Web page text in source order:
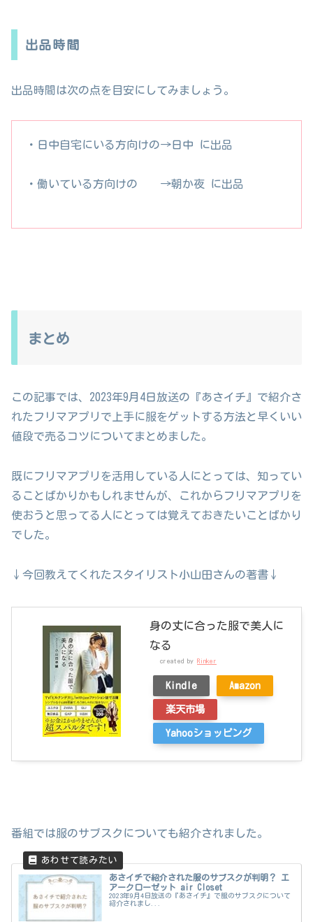
出品時間
出品時間は次の点を目安にしてみましょう。
・日中自宅にいる方向けの→日中 に出品
・働いている方向けの →朝か夜 に出品
まとめ
この記事では、2023年9月4日放送の『あさイチ』で紹介さ
れたフリマアプリで上手に服をゲットする方法と早くいい
値段で売るコツについてまとめました。
既にフリマアプリを活用している人にとっては、知ってい
ることばかりかもしれませんが、これからフリマアプリを
使おうと思ってる人にとっては覚えておきたいことばかり
でした。
↓今回教えてくれたスタイリスト小山田さんの著書↓
身の丈に合った服で美人に
なる
created by Rinker
Kindle Amazon
楽天市場
Yahooショッピング
番組では服のサブスクについても紹介されました。
あさイチで紹介された服のサブスクが判明？ エ
アークローゼット air Closet
2023年9月4日放送の『あさイチ』で服のサブスクについて
紹介されまし...